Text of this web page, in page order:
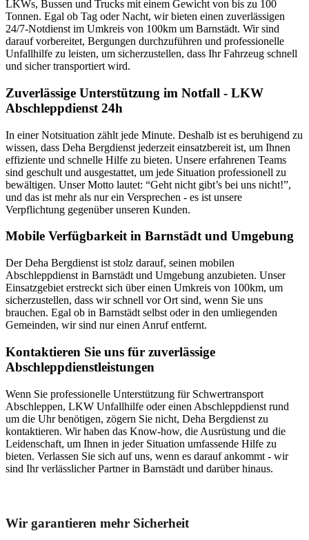
LKWs, Bussen und Trucks mit einem Gewicht von bis zu 100
Tonnen. Egal ob Tag oder Nacht, wir bieten einen zuverlässigen
24/7-Notdienst im Umkreis von 100km um Barnstädt. Wir sind
darauf vorbereitet, Bergungen durchzuführen und professionelle
Unfallhilfe zu leisten, um sicherzustellen, dass Ihr Fahrzeug schnell
und sicher transportiert wird.
Zuverlässige Unterstützung im Notfall - LKW
Abschleppdienst 24h
In einer Notsituation zählt jede Minute. Deshalb ist es beruhigend zu
wissen, dass Deha Bergdienst jederzeit einsatzbereit ist, um Ihnen
effiziente und schnelle Hilfe zu bieten. Unsere erfahrenen Teams
sind geschult und ausgestattet, um jede Situation professionell zu
bewältigen. Unser Motto lautet: “Geht nicht gibt’s bei uns nicht!”,
und das ist mehr als nur ein Versprechen - es ist unsere
Verpflichtung gegenüber unseren Kunden.
Mobile Verfügbarkeit in Barnstädt und Umgebung
Der Deha Bergdienst ist stolz darauf, seinen mobilen
Abschleppdienst in Barnstädt und Umgebung anzubieten. Unser
Einsatzgebiet erstreckt sich über einen Umkreis von 100km, um
sicherzustellen, dass wir schnell vor Ort sind, wenn Sie uns
brauchen. Egal ob in Barnstädt selbst oder in den umliegenden
Gemeinden, wir sind nur einen Anruf entfernt.
Kontaktieren Sie uns für zuverlässige
Abschleppdienstleistungen
Wenn Sie professionelle Unterstützung für Schwertransport
Abschleppen, LKW Unfallhilfe oder einen Abschleppdienst rund
um die Uhr benötigen, zögern Sie nicht, Deha Bergdienst zu
kontaktieren. Wir haben das Know-how, die Ausrüstung und die
Leidenschaft, um Ihnen in jeder Situation umfassende Hilfe zu
bieten. Verlassen Sie sich auf uns, wenn es darauf ankommt - wir
sind Ihr verlässlicher Partner in Barnstädt und darüber hinaus.
Wir garantieren mehr Sicherheit